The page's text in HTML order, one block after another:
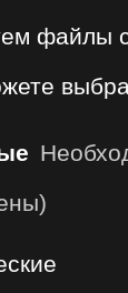
файлы